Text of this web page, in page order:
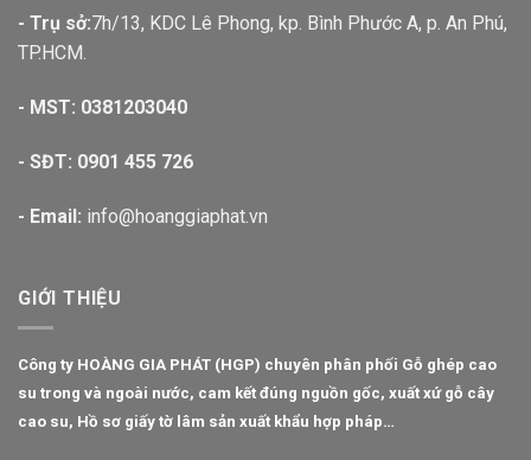
- Trụ sở:7h/13, KDC Lê Phong, kp. Bình Phước A, p. An Phú,
TP.HCM.
- MST: 0381203040
- SĐT: 0901 455 726
- Email: info@hoanggiaphat.vn
GIỚI THIỆU
Công ty HOÀNG GIA PHÁT (HGP) chuyên phân phối Gỗ ghép cao
su trong và ngoài nước, cam kết đúng nguồn gốc, xuất xứ gỗ cây
cao su, Hồ sơ giấy tờ lâm sản xuất khẩu hợp pháp…